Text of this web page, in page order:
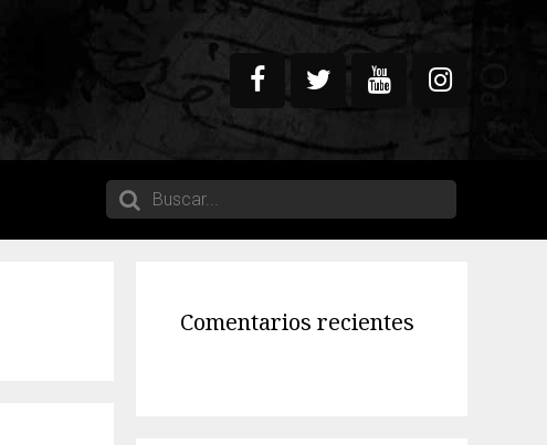
Comentarios recientes